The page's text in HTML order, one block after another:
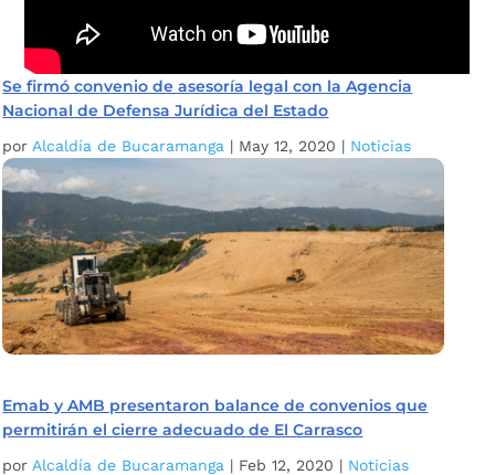
Se firmó convenio de asesoría legal con la Agencia
Nacional de Defensa Jurídica del Estado
porAlcaldía de Bucaramanga | May 12, 2020 | Noticias
Emab y AMB presentaron balance de convenios que
permitirán el cierre adecuado de El Carrasco
por Alcaldía de Bucaramanga | Feb 12, 2020 | Noticias